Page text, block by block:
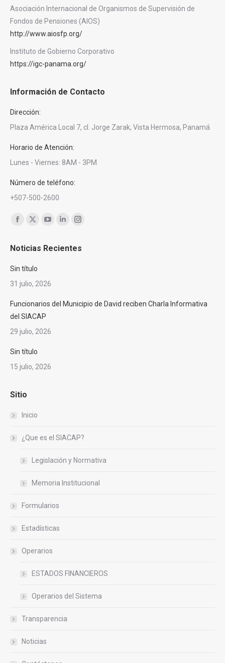
Asociación Internacional de Organismos de Supervisión de
Fondos de Pensiones (AIOS)
http://www.aiosfp.org/
Instituto de Gobierno Corporativo
https://igc-panama.org/
Información de Contacto
Dirección:
Plaza América Local 7, cl. Jorge Zarak, Vista Hermosa, Panamá
Horario de Atención:
Lunes - Viernes: 8AM - 3PM
Número de teléfono:
+507-500-2600
Encuéntranos en:
opens
in
opens
in
YouTube
opens
Linkedin
opens
Instagram
opens
Noticias Recientes
Sin título
31 julio, 2026
Funcionarios del Municipio de David reciben Charla Informativa
del SIACAP
29 julio, 2026
Sin título
15 julio, 2026
Sitio
Inicio
¿Que es el SIACAP?
Legislación y Normativa
Memoria Institucional
Formularios
Estadísticas
Operarios
ESTADOS FINANCIEROS
Operarios del Sistema
Transparencia
Noticias